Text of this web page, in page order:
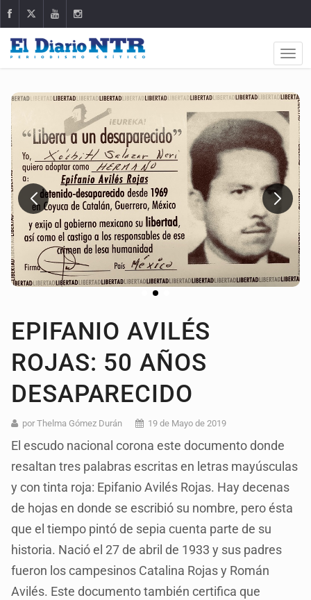
EPIFANIO AVILÉS
ROJAS: 50 AÑOS
DESAPARECIDO
por Thelma Gómez Durán 19 de Mayo de 2019
El escudo nacional corona este documento donde
resaltan tres palabras escritas en letras mayúsculas
y con tinta roja: Epifanio Avilés Rojas. Hay decenas
de hojas en donde se escribió su nombre, pero ésta
que el tiempo pintó de sepia cuenta parte de su
historia. Nació el 27 de abril de 1933 y sus padres
fueron los campesinos Catalina Rojas y Román
Avilés. Este documento también certifica que